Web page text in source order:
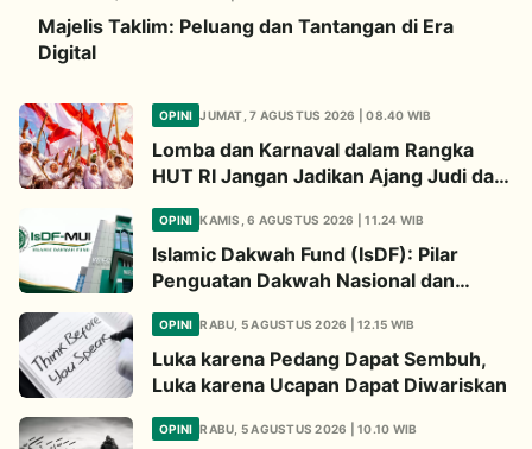
Majelis Taklim: Peluang dan Tantangan di Era
Digital
OPINI JUMAT, 7 AGUSTUS 2026 | 08.40 WIB
Lomba dan Karnaval dalam Rangka
HUT RI Jangan Jadikan Ajang Judi dan
OPINI KAMIS, 6 AGUSTUS 2026 | 11.24 WIB
Islamic Dakwah Fund (IsDF): Pilar
Penguatan Dakwah Nasional dan
OPINI RABU, 5 AGUSTUS 2026 | 12.15 WIB
Luka karena Pedang Dapat Sembuh,
Luka karena Ucapan Dapat Diwariskan
OPINI RABU, 5 AGUSTUS 2026 | 10.10 WIB